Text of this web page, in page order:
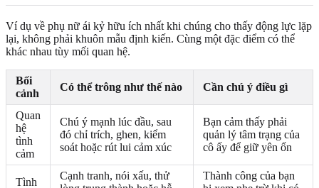
Ví dụ về phụ nữ ái kỷ hữu ích nhất khi chúng cho thấy động lực lặp
lại, không phải khuôn mẫu định kiến. Cùng một đặc điểm có thể
khác nhau tùy mối quan hệ.
Bối
cảnh
Có thể trông như thế nào Cần chú ý điều gì
Quan
hệ
tình
cảm
Chú ý mạnh lúc đầu, sau
đó chỉ trích, ghen, kiểm
soát hoặc rút lui cảm xúc
Bạn cảm thấy phải
quản lý tâm trạng của
cô ấy để giữ yên ổn
Tình
Cạnh tranh, nói xấu, thử
Thành công của bạn